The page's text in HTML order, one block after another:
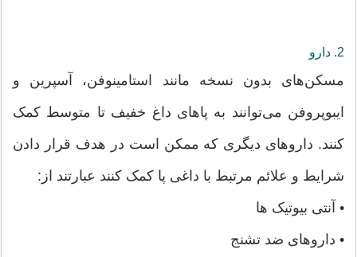
2. دارو
مسکن‌های بدون نسخه مانند استامینوفن، آسپرین و
ایبوپروفن می‌توانند به پاهای داغ خفیف تا متوسط کمک
کنند. داروهای دیگری که ممکن است در هدف قرار دادن
شرایط و علائم مرتبط با داغی پا کمک کنند عبارتند از:
• آنتی بیوتیک ها
• داروهای ضد تشنج